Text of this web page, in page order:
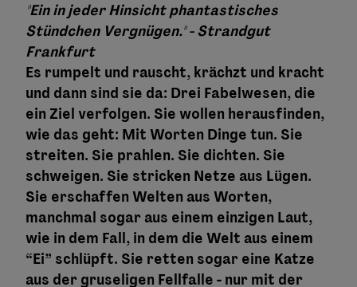
"Ein in jeder Hinsicht phantastisches
Stündchen Vergnügen." - Strandgut
Frankfurt
Es rumpelt und rauscht, krächzt und kracht
und dann sind sie da: Drei Fabelwesen, die
ein Ziel verfolgen. Sie wollen herausfinden,
wie das geht: Mit Worten Dinge tun. Sie
streiten. Sie prahlen. Sie dichten. Sie
schweigen. Sie stricken Netze aus Lügen.
Sie erschaffen Welten aus Worten,
manchmal sogar aus einem einzigen Laut,
wie in dem Fall, in dem die Welt aus einem
“Ei” schlüpft. Sie retten sogar eine Katze
aus der gruseligen Fellfalle - nur mit der